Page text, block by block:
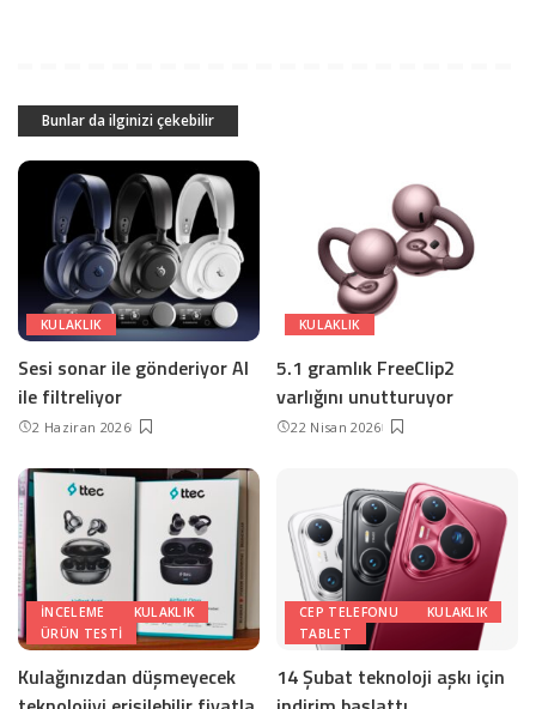
Bunlar da ilginizi çekebilir
KULAKLIK
Sesi sonar ile gönderiyor AI
ile filtreliyor
2 Haziran 2026
KULAKLIK
5.1 gramlık FreeClip2
varlığını unutturuyor
22 Nisan 2026
INCELEME
KULAKLIK
ÜRÜN TESTI
Kulağınızdan düşmeyecek
CEP TELEFONU
KULAKLIK
TABLET
14 Şubat teknoloji aşkı için